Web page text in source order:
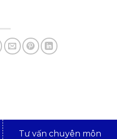
Tư vấn chuyên môn